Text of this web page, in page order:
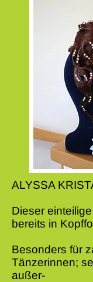
ALYSSA
Dieser
bereits in
Besonders für
Tänzerinnen;
außer-